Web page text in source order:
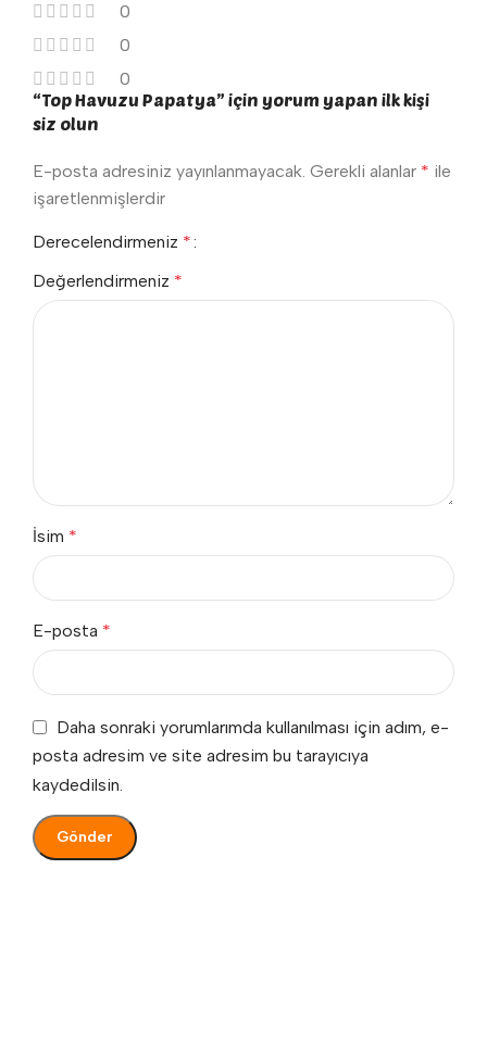
0
0
0
“Top Havuzu Papatya” için yorum yapan ilk kişi
siz olun
E-posta adresiniz yayınlanmayacak. Gerekli alanlar * ile
işaretlenmişlerdir
Derecelendirmeniz *
Değerlendirmeniz *
İsim *
E-posta *
Daha sonraki yorumlarımda kullanılması için adım, e-
posta adresim ve site adresim bu tarayıcıya
kaydedilsin.